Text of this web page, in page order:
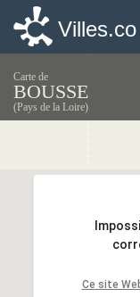
Villes.co
Carte de
BOUSSE
(Pays de la Loire)
Ce site
Ce site
Villes.co